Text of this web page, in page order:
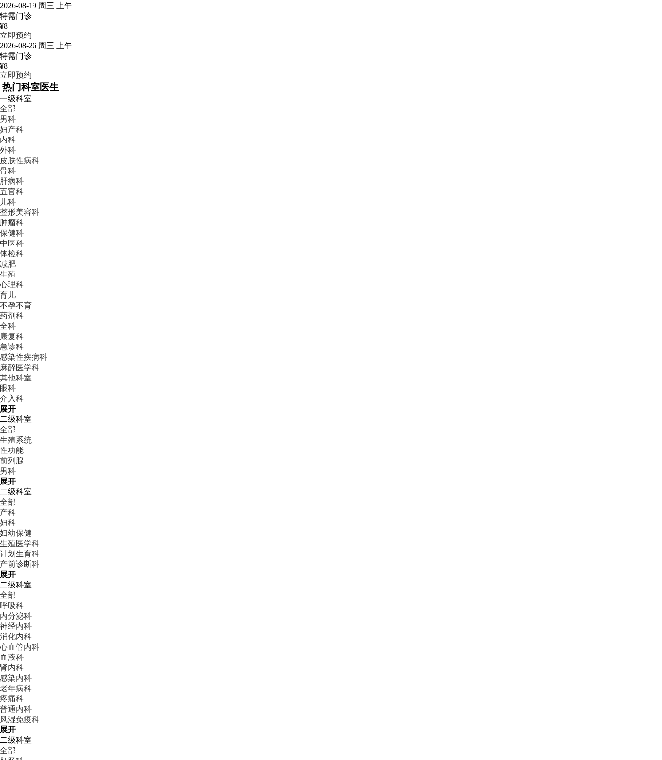
2026-08-19 周三 上午
特需门诊
¥8
立即预约
2026-08-26 周三 上午
特需门诊
¥8
立即预约
热门科室医生
一级科室
全部
男科
妇产科
内科
外科
皮肤性病科
骨科
肝病科
五官科
儿科
整形美容科
肿瘤科
保健科
中医科
体检科
减肥
生殖
心理科
育儿
不孕不育
药剂科
全科
康复科
急诊科
感染性疾病科
麻醉医学科
其他科室
眼科
介入科
展开
二级科室
全部
生殖系统
性功能
前列腺
男科
展开
二级科室
全部
产科
妇科
妇幼保健
生殖医学科
计划生育科
产前诊断科
展开
二级科室
全部
呼吸科
内分泌科
神经内科
消化内科
心血管内科
血液科
肾内科
感染内科
老年病科
疼痛科
普通内科
风湿免疫科
展开
二级科室
全部